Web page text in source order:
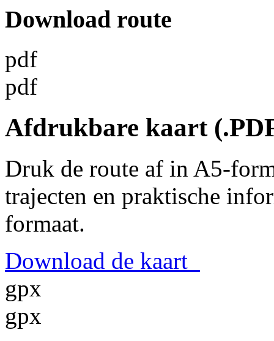
Download route
pdf
pdf
Afdrukbare kaart
Druk de route af in A5-
trajecten en praktische
formaat.
Download de kaart
gpx
gpx